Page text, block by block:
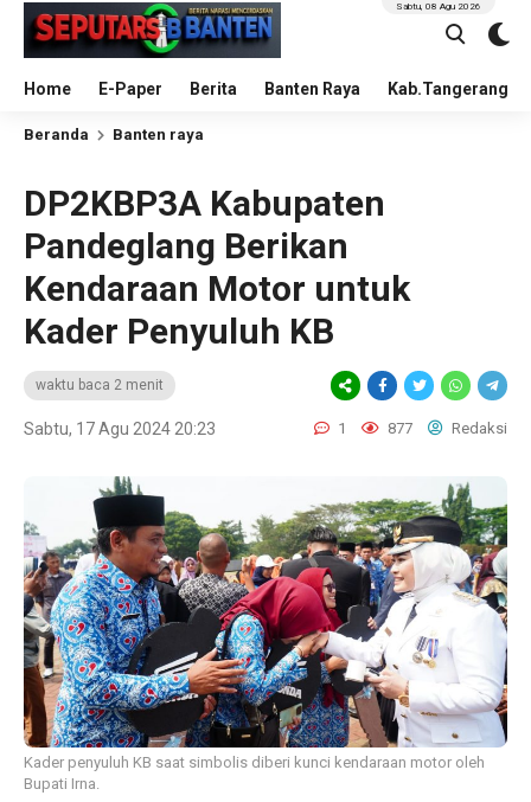
Home E-Paper Berita Banten Raya Kab.Tangerang
Sabtu, 08 Agu 2026
Beranda Banten raya
DP2KBP3A Kabupaten
Pandeglang Berikan
Kendaraan Motor untuk
Kader Penyuluh KB
waktu baca 2 menit
Sabtu, 17 Agu 2024 20:23 1 877 Redaksi
Kader penyuluh KB saat simbolis diberi kunci kendaraan motor oleh
Bupati Irna.